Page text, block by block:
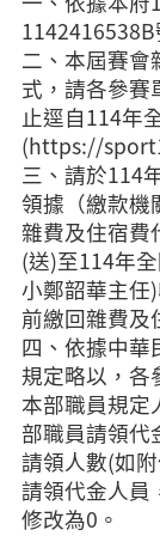
1142416538B
二、本屆賽會
式，請各參賽
止逕自114年
(https://
三、請於114
領據（繳款機
雜費及住宿費
(送)至114年
小鄭韶華主任
前繳回雜費及
四、依據中華
規定略以，各
本部職員規定
部職員請領代
請領人數(如
請領代金人員
修改為0。